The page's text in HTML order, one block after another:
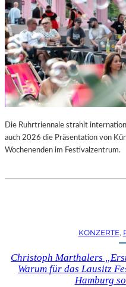
Die Ruhrtriennale strahlt
auch 2026 die Präsentation von
Wochenenden im Festivalzentrum.
KONZERTE,
Christoph Marthalers
Warum für das Lausitz
Hamburg